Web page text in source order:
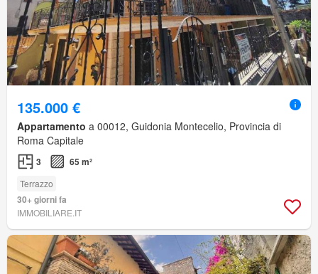
135.000 €
Appartamento a 00012, Guidonia Montecelio, Provincia di
Roma Capitale
3 65 m²
Terrazzo
30+ giorni fa
IMMOBILIARE.IT